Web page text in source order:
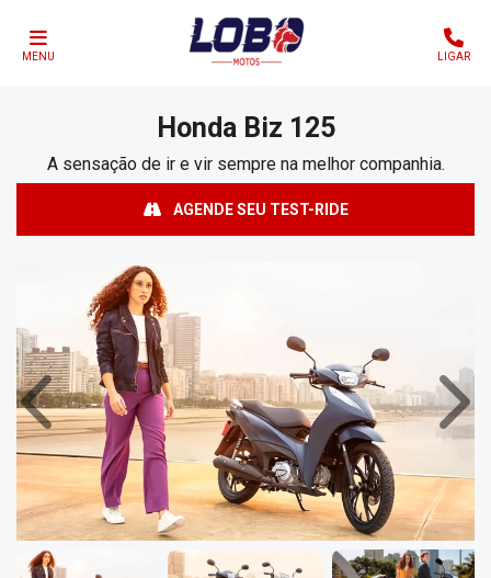
MENU LIGAR
HondaBiz 125
A sensação de ir e vir sempre na melhor companhia.
AGENDE SEU TEST-RIDE
Anterior